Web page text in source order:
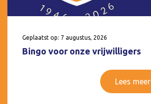
Geplaatst op: 7 augustus, 2026
Bingo voor onze vrijwilligers
Lees meer